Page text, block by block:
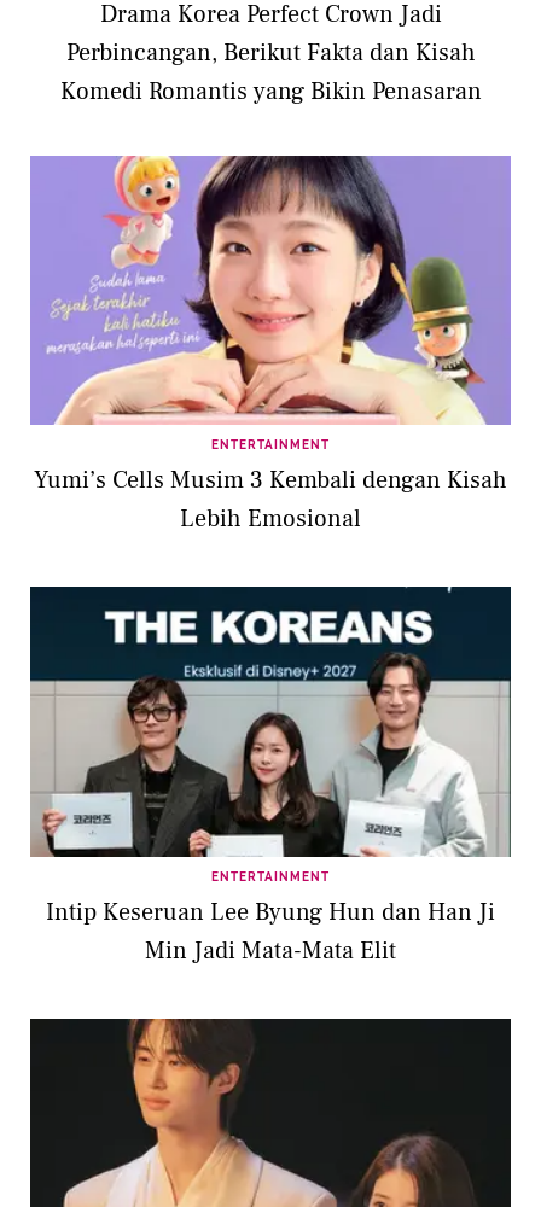
Drama Korea Perfect Crown Jadi
Perbincangan, Berikut Fakta dan Kisah
Komedi Romantis yang Bikin Penasaran
ENTERTAINMENT
Yumi’s Cells Musim 3 Kembali dengan Kisah
Lebih Emosional
ENTERTAINMENT
Intip Keseruan Lee Byung Hun dan Han Ji
Min Jadi Mata-Mata Elit